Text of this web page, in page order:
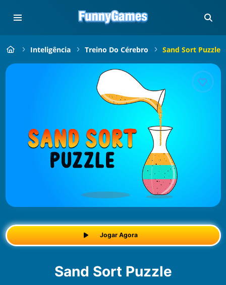
Inteligência Treino Do Cérebro Sand Sort Puzzle
Jogar Agora
Sand Sort Puzzle